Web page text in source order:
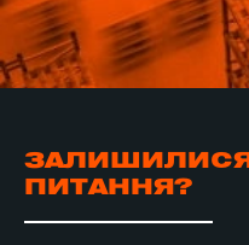
ЗАЛИШИЛИСЯ
ПИТАННЯ?